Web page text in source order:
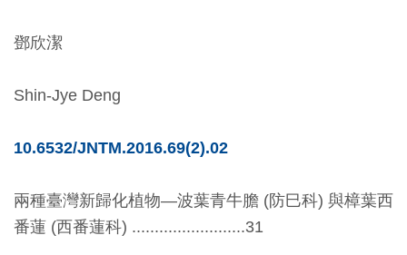
權
資
安
宣
告
鄧欣潔
Shin-Jye Deng
10.6532/JNTM.2016.69(2).02
兩種臺灣新歸化植物—波葉青牛膽 (防巳科) 與樟葉西
番蓮 (西番蓮科) .........................31